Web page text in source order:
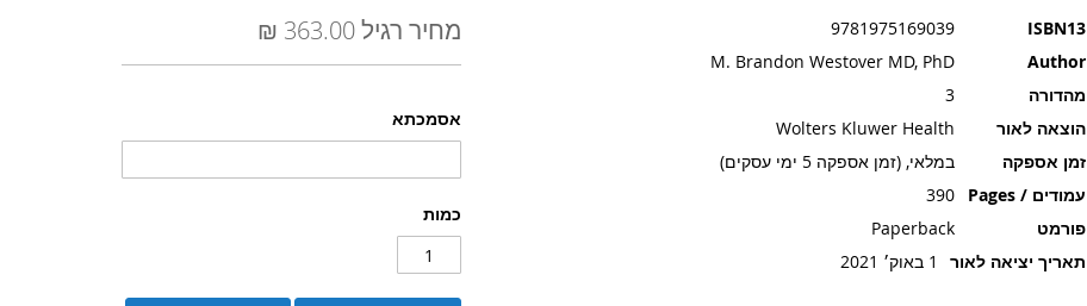
מחיר רגיל
אסמכתא
כמות
ISBN13
9781975169039
Author
M. Brandon Westover MD, PhD
מהדורה
3
הוצאה לאור
Wolters Kluwer Health
זמן אספקה
במלאי, (זמן אספקה 5 ימי עסקים)
עמודים / Pages
390
פורמט
Paperback
תאריך יציאה לאור
1 באוק׳ 2021